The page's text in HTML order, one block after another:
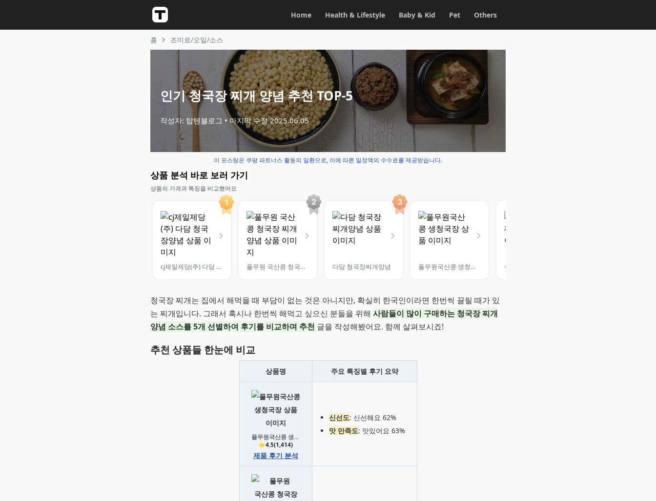
Home Health & Lifestyle Baby & Kid Pet Others
홈 조미료/오일/소스
인기 청국장 찌개 양념 추천 TOP-5
작성자: 탑텐블로그 마지막 수정2025.06.05
이 포스팅은 쿠팡 파트너스 활동의 일환으로, 이에 따른 일정액의 수수료를 제공받습니다.
상품 분석 바로 보러 가기
상품의 가격과 특징을 비교했어요
cj제일제당(주) 다담 청국장양념 풀무원 국산콩 청국장 찌개양념 다담 청국장찌개양념 풀무원국산콩 생청국장 샘표 청국장찌개 양념
청국장 찌개는 집에서 해먹을 때 부담이 없는 것은 아니지만, 확실히 한국인이라면 한번씩 끌릴 때가 있
는 찌개입니다. 그래서 혹시나 한번씩 해먹고 싶으신 분들을 위해 사람들이 많이 구매하는 청국장 찌개
양념 소스를 5개 선별하여 후기를 비교하며 추천 글을 작성해봤어요. 함께 살펴보시죠!
추천 상품들 한눈에 비교
상품명 주요 특징별 후기 요약
풀무원국산콩 생청국장
⭐4.5(1,414)
제품 후기 분석
신선도: 신선해요 62%
맛 만족도: 맛있어요 63%